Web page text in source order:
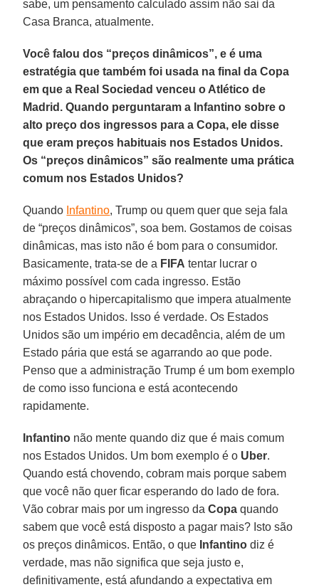
sabe, um pensamento calculado assim não sai da
Casa Branca, atualmente.
Você falou dos “preços dinâmicos”, e é uma
estratégia que também foi usada na final da Copa
em que a Real Sociedad venceu o Atlético de
Madrid. Quando perguntaram a Infantino sobre o
alto preço dos ingressos para a Copa, ele disse
que eram preços habituais nos Estados Unidos.
Os “preços dinâmicos” são realmente uma prática
comum nos Estados Unidos?
Quando Infantino, Trump ou quem quer que seja fala
de “preços dinâmicos”, soa bem. Gostamos de coisas
dinâmicas, mas isto não é bom para o consumidor.
Basicamente, trata-se de a FIFA tentar lucrar o
máximo possível com cada ingresso. Estão
abraçando o hipercapitalismo que impera atualmente
nos Estados Unidos. Isso é verdade. Os Estados
Unidos são um império em decadência, além de um
Estado pária que está se agarrando ao que pode.
Penso que a administração Trump é um bom exemplo
de como isso funciona e está acontecendo
rapidamente.
Infantino não mente quando diz que é mais comum
nos Estados Unidos. Um bom exemplo é o Uber.
Quando está chovendo, cobram mais porque sabem
que você não quer ficar esperando do lado de fora.
Vão cobrar mais por um ingresso daCopa quando
sabem que você está disposto a pagar mais? Isto são
os preços dinâmicos. Então, o que Infantino diz é
verdade, mas não significa que seja justo e,
definitivamente, está afundando a expectativa em